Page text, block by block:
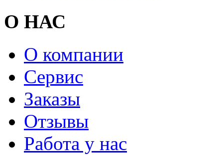
О НАС
О компании
Сервис
Заказы
Отзывы
Работа у нас